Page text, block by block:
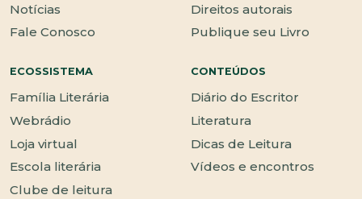
Notícias
Fale Conosco
Direitos autorais
Publique seu Livro
ECOSSISTEMA
Família Literária
Webrádio
Loja virtual
Escola literária
Clube de leitura
CONTEÚDOS
Diário do Escritor
Literatura
Dicas de Leitura
Vídeos e encontros